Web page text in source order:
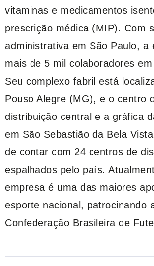
vitaminas e medicamentos
prescrição médica (MIP). Com
administrativa em São Paulo, a
mais de 5 mil colaboradores
Seu complexo fabril está
Pouso Alegre (MG), e o centro
distribuição central e a gráfica
em São Sebastião da Bela
de contar com 24 centros de
espalhados pelo país.
empresa é uma das maiores
esporte nacional, patrocinando
Confederação Brasileira de